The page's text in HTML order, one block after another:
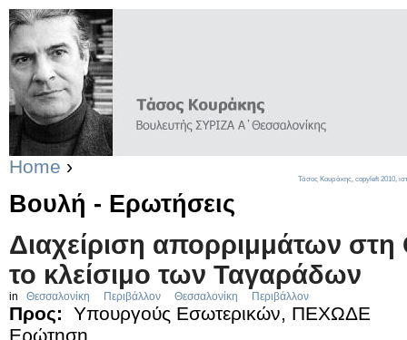
Home ›
Βουλή - Ερωτήσεις
Διαχείριση απορριμμάτων
το κλείσιμο των Ταγαράδων
in Θεσσαλονίκη Περιβάλλον Θεσσαλονίκη Περιβάλλον
Προς:
Υπουργούς Εσωτερικών, ΠΕΧΩΔΕ
Ερώτηση
Τάσος Κουράκης, copyleft 2010,